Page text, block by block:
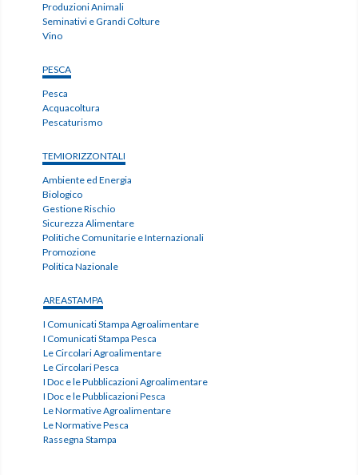
Produzioni Animali
Seminativi e Grandi Colture
Vino
PESCA
Pesca
Acquacoltura
Pescaturismo
TEMIORIZZONTALI
Ambiente ed Energia
Biologico
Gestione Rischio
Sicurezza Alimentare
Politiche Comunitarie e Internazionali
Promozione
Politica Nazionale
AREASTAMPA
I Comunicati Stampa Agroalimentare
I Comunicati Stampa Pesca
Le Circolari Agroalimentare
Le Circolari Pesca
I Doc e le Pubblicazioni Agroalimentare
I Doc e le Pubblicazioni Pesca
Le Normative Agroalimentare
Le Normative Pesca
Rassegna Stampa